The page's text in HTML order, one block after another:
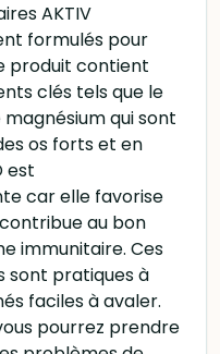
AKTIV
formulés pour
produit contient
clés tels que le
qui sont
os forts et en
est
car elle favorise
au bon
immunitaire. Ces
sont pratiques à
faciles à avaler.
pourrez prendre